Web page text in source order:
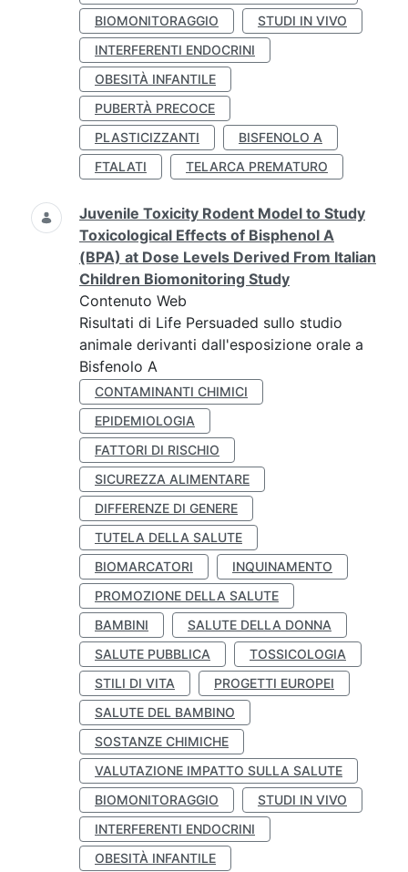
BIOMONITORAGGIO
STUDI IN VIVO
INTERFERENTI ENDOCRINI
OBESITÀ INFANTILE
PUBERTÀ PRECOCE
PLASTICIZZANTI
BISFENOLO A
FTALATI
TELARCA PREMATURO
Juvenile Toxicity Rodent Model to Study
Toxicological Effects of Bisphenol A
(BPA) at Dose Levels Derived From Italian
Children Biomonitoring Study
Contenuto Web
Risultati di Life Persuaded sullo studio
animale derivanti dall'esposizione orale a
Bisfenolo A
CONTAMINANTI CHIMICI
EPIDEMIOLOGIA
FATTORI DI RISCHIO
SICUREZZA ALIMENTARE
DIFFERENZE DI GENERE
TUTELA DELLA SALUTE
BIOMARCATORI
INQUINAMENTO
PROMOZIONE DELLA SALUTE
BAMBINI
SALUTE DELLA DONNA
SALUTE PUBBLICA
TOSSICOLOGIA
STILI DI VITA
PROGETTI EUROPEI
SALUTE DEL BAMBINO
SOSTANZE CHIMICHE
VALUTAZIONE IMPATTO SULLA SALUTE
BIOMONITORAGGIO
STUDI IN VIVO
INTERFERENTI ENDOCRINI
OBESITÀ INFANTILE